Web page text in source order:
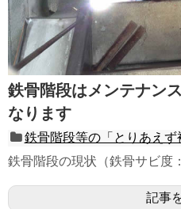
鉄骨階段はメンテナン
なります
鉄骨階段等の「とりあえず
鉄骨階段の現状（鉄骨サ
記事